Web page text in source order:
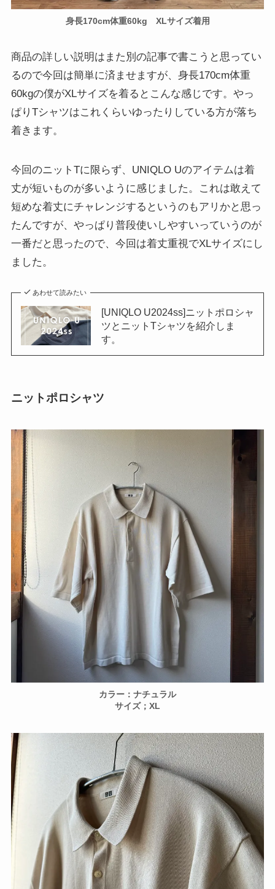
身長170cm体重60kg XLサイズ着用
商品の詳しい説明はまた別の記事で書こうと思ってい
るので今回は簡単に済ませますが、身長170cm体重
60kgの僕がXLサイズを着るとこんな感じです。やっ
ぱりTシャツはこれくらいゆったりしている方が落ち
着きます。
今回のニットTに限らず、UNIQLO Uのアイテムは着
丈が短いものが多いように感じました。これは敢えて
短めな着丈にチャレンジするというのもアリかと思っ
たんですが、やっぱり普段使いしやすいっていうのが
一番だと思ったので、今回は着丈重視でXLサイズにし
ました。
あわせて読みたい
[UNIQLO U2024ss]ニットポロシャ
ツとニットTシャツを紹介しま
す。
ニットポロシャツ
カラー：ナチュラル
サイズ；XL